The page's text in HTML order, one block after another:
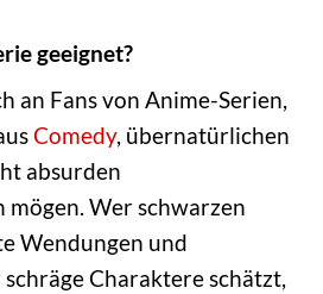
geeignet?
an Fans von Anime-Serien,
Comedy, übernatürlichen
absurden
mögen. Wer schwarzen
Wendungen und
Charaktere schätzt,